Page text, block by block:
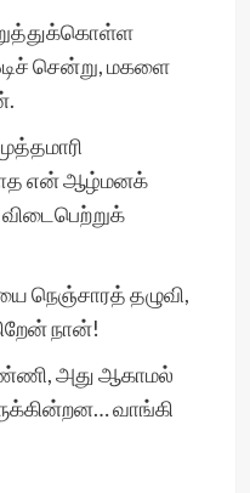
சென்று, மகளை
என் ஆழ்மனக்
நெஞ்சாரத் தழுவி,
நான்!
அது ஆகாமல்
வாங்கி